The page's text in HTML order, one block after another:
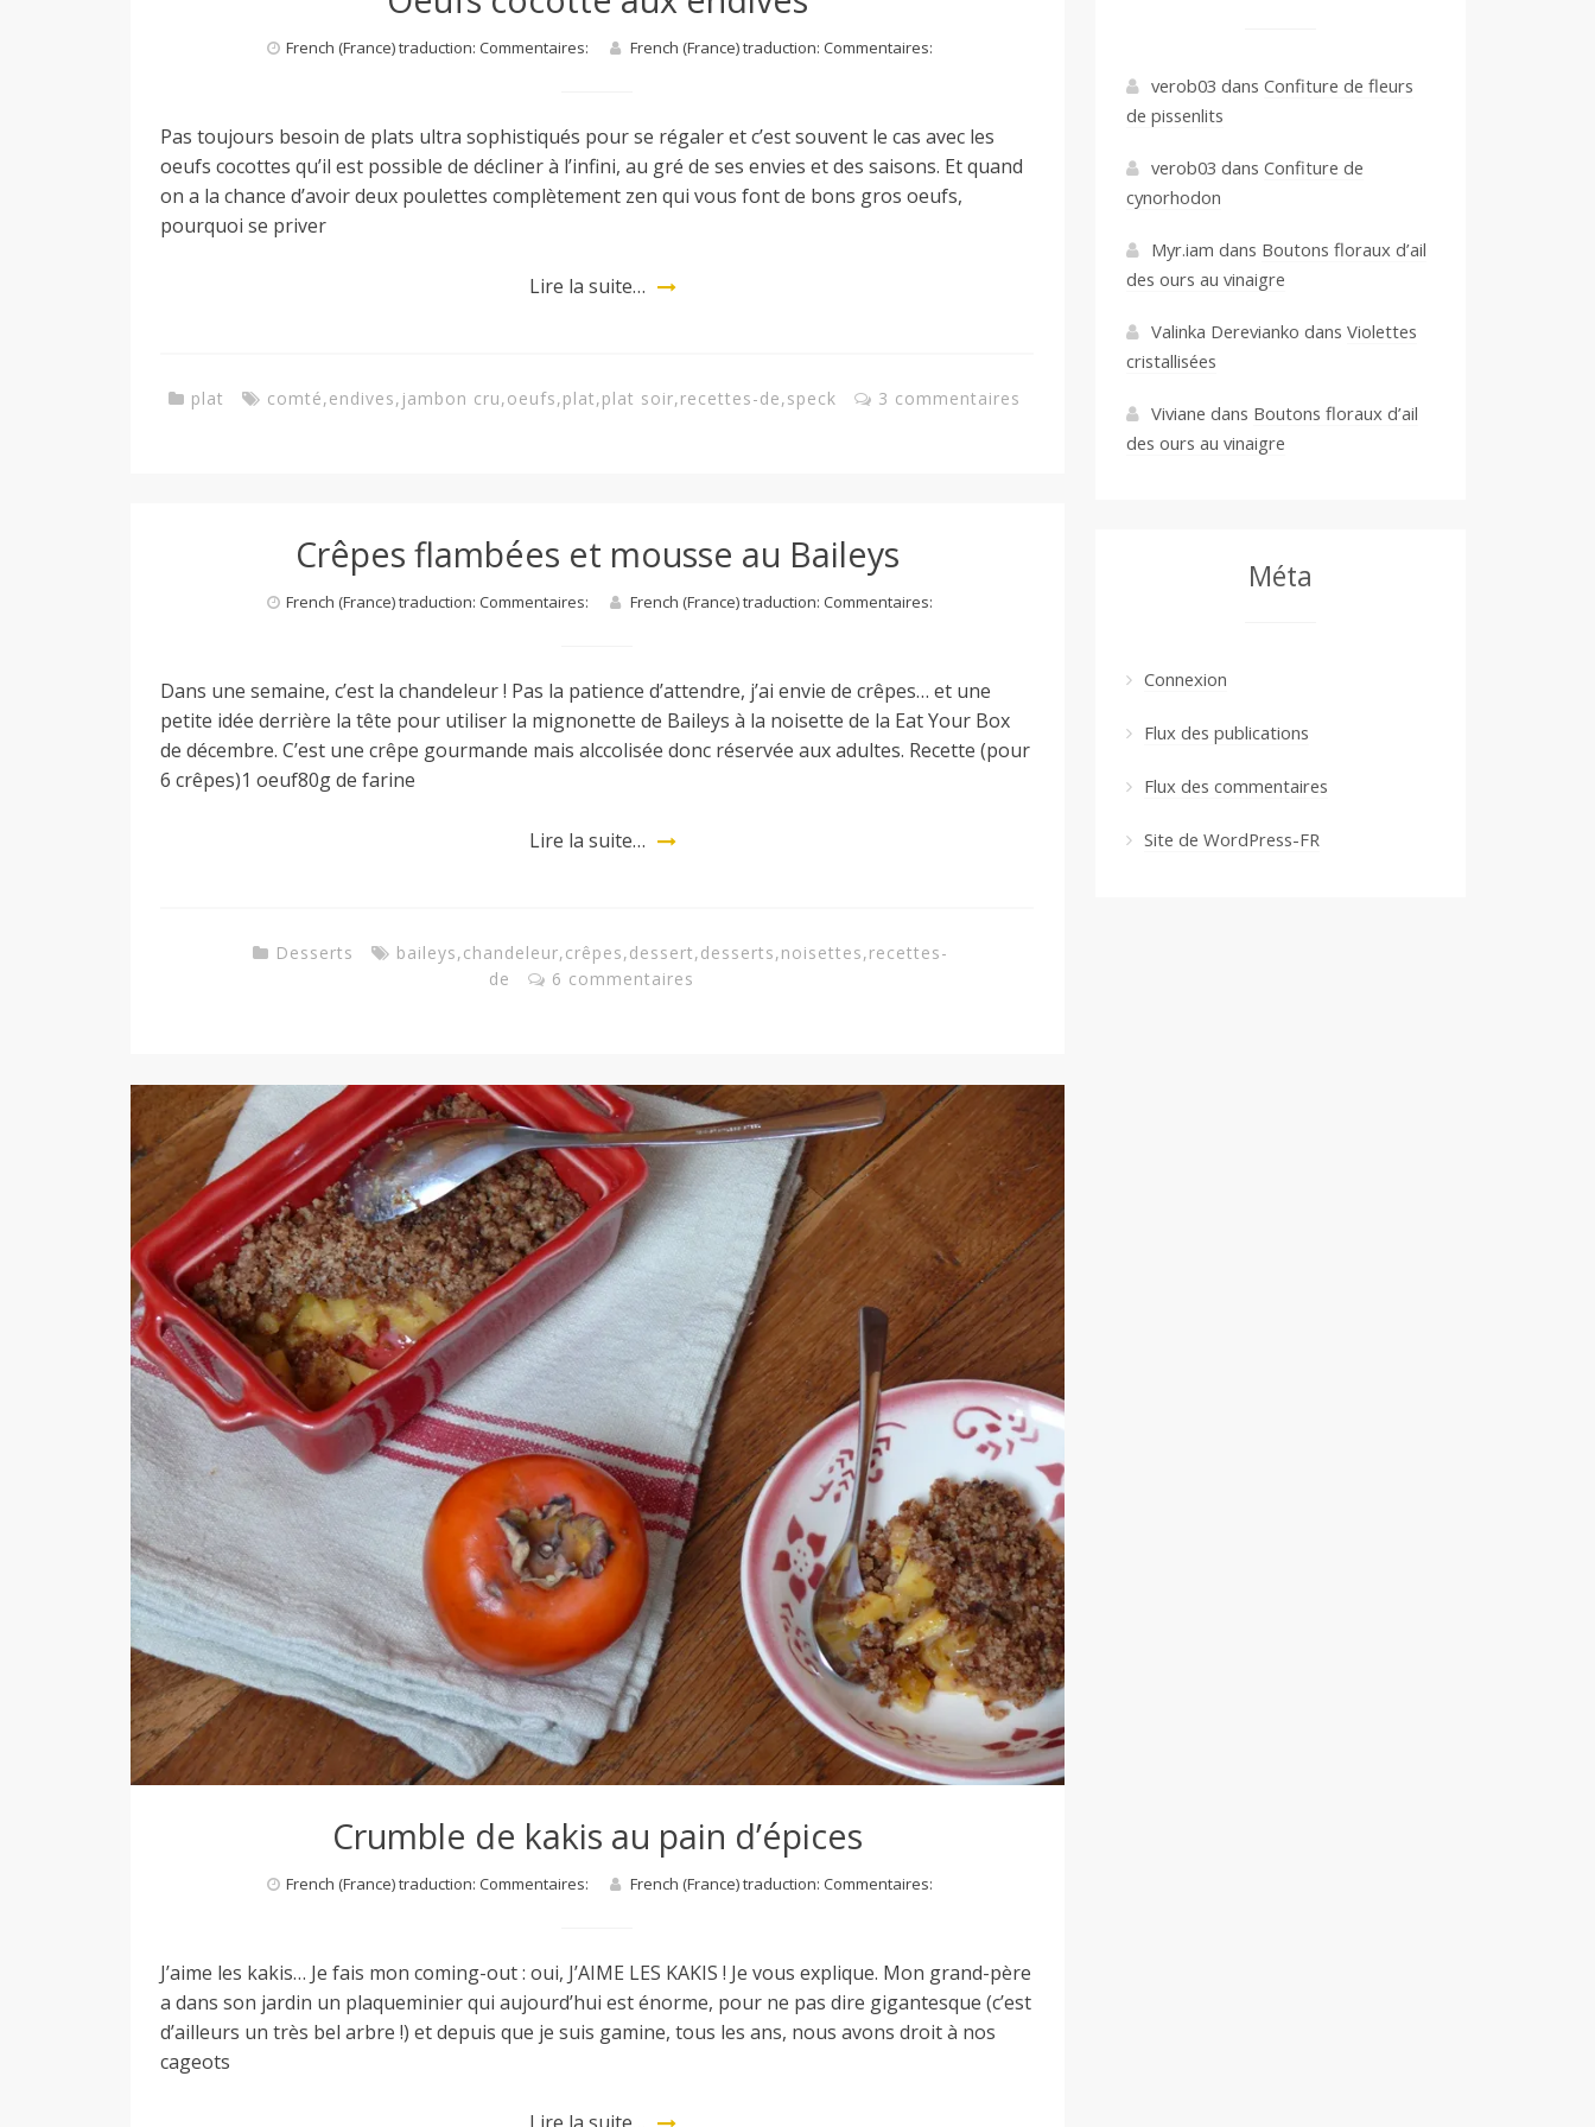
n
French (France) traduction: Commentaires: French (France) traduction: Commentaires:
Pas toujours besoin de plats ultra sophistiqués pour se régaler et c’est souvent le cas avec les
oeufs cocottes qu’il est possible de décliner à l’infini, au gré de ses envies et des saisons. Et quand
on a la chance d’avoir deux poulettes complètement zen qui vous font de bons gros oeufs,
pourquoi se priver
Lire la suite…
plat comté,endives, jambon cru,oeufs,plat,plat soir,recettes-de,speck 3 commentaires
Crêpes flambées et mousse au Baileys
French (France) traduction: Commentaires: French (France) traduction: Commentaires:
Dans une semaine, c’est la chandeleur ! Pas la patience d’attendre, j’ai envie de crêpes… et une
petite idée derrière la tête pour utiliser la mignonette de Baileys à la noisette de la Eat Your Box
de décembre. C’est une crêpe gourmande mais alccolisée donc réservée aux adultes. Recette (pour
6 crêpes)1 oeuf80g de farine
Lire la suite…
Desserts baileys,chandeleur,crêpes,dessert,desserts,noisettes,recettes-
de
6 commentaires
Crumble de kakis au pain d’épices
French (France) traduction: Commentaires: French (France) traduction: Commentaires:
J’aime les kakis… Je fais mon coming-out : oui, J’AIME LES KAKIS ! Je vous explique. Mon grand-père
a dans son jardin un plaqueminier qui aujourd’hui est énorme, pour ne pas dire gigantesque (c’est
d’ailleurs un très bel arbre !) et depuis que je suis gamine, tous les ans, nous avons droit à nos
cageots
verob03 dans Confiture de fleurs
de pissenlits
verob03 dans Confiture de
cynorhodon
Myr.iam dans Boutons floraux d’ail
des ours au vinaigre
Valinka Derevianko dans Violettes
cristallisées
Viviane dans Boutons floraux d’ail
des ours au vinaigre
Méta
Connexion
Flux des publications
Flux des commentaires
Site de WordPress-FR